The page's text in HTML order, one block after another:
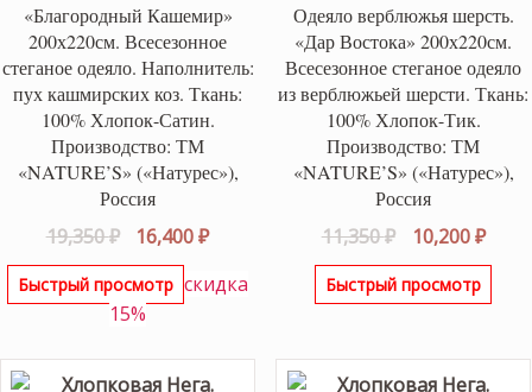
«Благородный Кашемир»
200х220см. Всесезонное
стеганое одеяло. Наполнитель:
пух кашмирских коз. Ткань:
100% Хлопок-Сатин.
Производство: ТМ
«NATURE’S» («Натурес»),
Россия
19,350₽
Первоначальная
цена
составляла
19,350 ₽.
16,400₽Текущая
16,400 ₽.
Быстрый просмотр скидка
15%
Одеяло верблюжья шерсть.
«Дар Востока» 200х220см.
Всесезонное стеганое одеяло
из верблюжьей шерсти. Ткань:
100% Хлопок-Тик.
Производство: ТМ
«NATURE’S» («Натурес»),
Россия
11,350₽
цена
составляла
10,200₽
Быстрый просмотр